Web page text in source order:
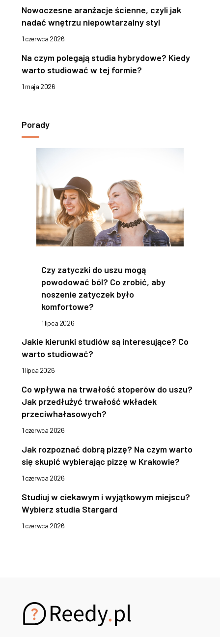
Nowoczesne aranżacje ścienne, czyli jak
nadać wnętrzu niepowtarzalny styl
1 czerwca 2026
Na czym polegają studia hybrydowe? Kiedy
warto studiować w tej formie?
1 maja 2026
Porady
Czy zatyczki do uszu mogą
powodować ból? Co zrobić, aby
noszenie zatyczek było
komfortowe?
1 lipca 2026
Jakie kierunki studiów są interesujące? Co
warto studiować?
1 lipca 2026
Co wpływa na trwałość stoperów do uszu?
Jak przedłużyć trwałość wkładek
przeciwhałasowych?
1 czerwca 2026
Jak rozpoznać dobrą pizzę? Na czym warto
się skupić wybierając pizzę w Krakowie?
1 czerwca 2026
Studiuj w ciekawym i wyjątkowym miejscu?
Wybierz studia Stargard
1 czerwca 2026